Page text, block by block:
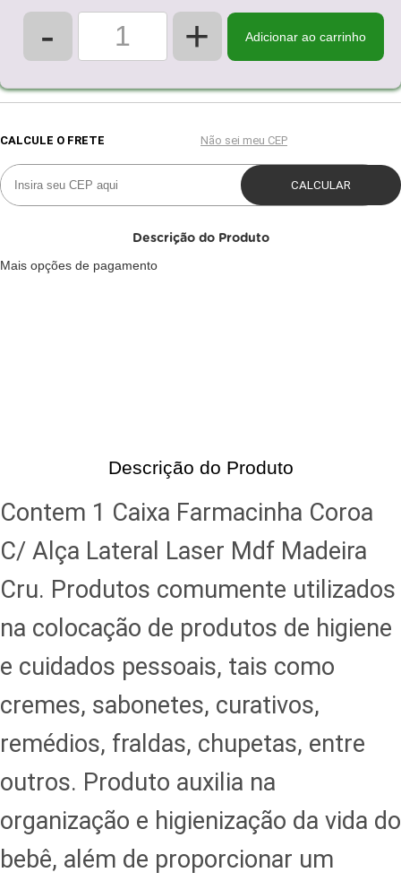
- + Adicionar ao carrinho
Descrição do Produto
Mais opções de pagamento
Descrição do Produto
Contem 1 Caixa Farmacinha Coroa
C/ Alça Lateral Laser Mdf Madeira
Cru. Produtos comumente utilizados
na colocação de produtos de higiene
e cuidados pessoais, tais como
cremes, sabonetes, curativos,
remédios, fraldas, chupetas, entre
outros. Produto auxilia na
organização e higienização da vida do
bebê, além de proporcionar um